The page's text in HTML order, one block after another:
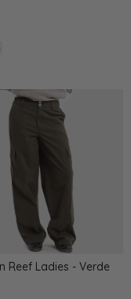
Reef Ladies - Verde